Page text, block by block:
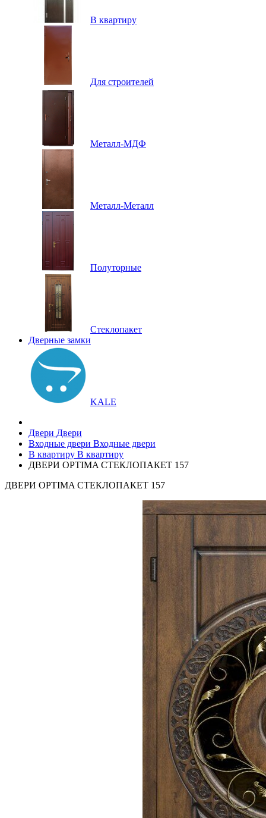
В квартиру
Для строителей
Металл-МДФ
Металл-Металл
Полуторные
Стеклопакет
Дверные замки
KALE
Двери Двери
Входные двери Входные двери
В квартиру В квартиру
ДВЕРИ OPTIMA СТЕКЛОПАКЕТ 157
ДВЕРИ OPTIMA СТЕКЛОПАКЕТ 157